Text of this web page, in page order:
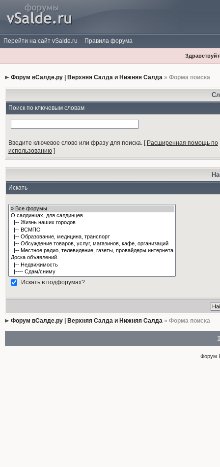
Перейти на сайт vSalde.ru Правила форума
Форум вСалде.ру | Верхняя Салда и Нижняя Салда» Форма поиска
Поиск по ключевым словам
Введите ключевое слово или фразу для поиска.[ Расширенная помощь по
использованию]
Искать
Искать в подфорумах?
Форум вСалде.ру | Верхняя Салда и Нижняя Салда» Форма поиска
Форум